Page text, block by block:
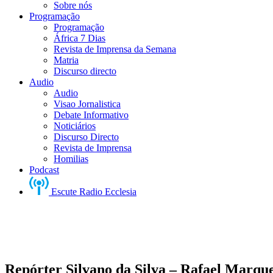
Sobre nós
Programação
Programação
África 7 Dias
Revista de Imprensa da Semana
Matria
Discurso directo
Audio
Audio
Visao Jornalistica
Debate Informativo
Noticiários
Discurso Directo
Revista de Imprensa
Homilias
Podcast
Escute Radio Ecclesia
Repórter Silvano da Silva – Rafael